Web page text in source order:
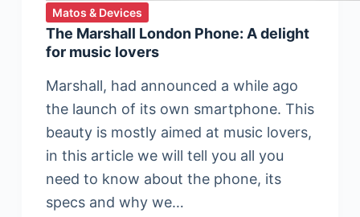
Matos & Devices
The Marshall London Phone: A delight
for music lovers
Marshall, had announced a while ago
the launch of its own smartphone. This
beauty is mostly aimed at music lovers,
in this article we will tell you all you
need to know about the phone, its
specs and why we…